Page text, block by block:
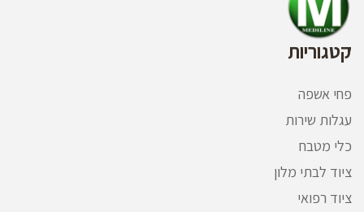
קטגוריות
פחי אשפה
עגלות שירות
כלי מטבח
ציוד לבתי מלון
ציוד רפואי